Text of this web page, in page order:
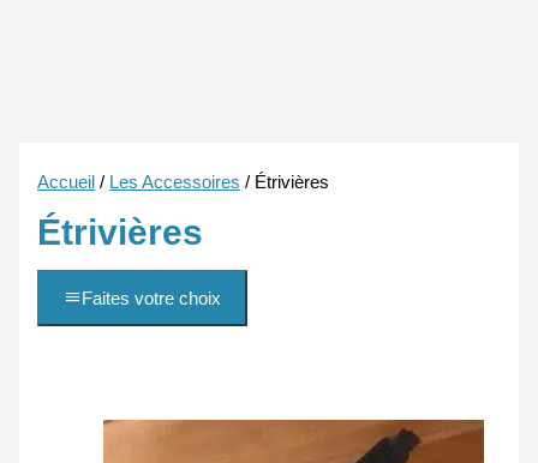
Accueil / Les Accessoires / Étrivières
Étrivières
Faites votre choix